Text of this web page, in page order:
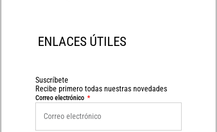
ENLACES ÚTILES
Suscríbete
Recibe primero todas nuestras novedades
Correo electrónico